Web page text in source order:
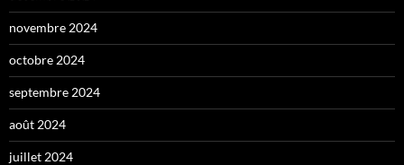
novembre 2024
octobre 2024
septembre 2024
août 2024
juillet 2024